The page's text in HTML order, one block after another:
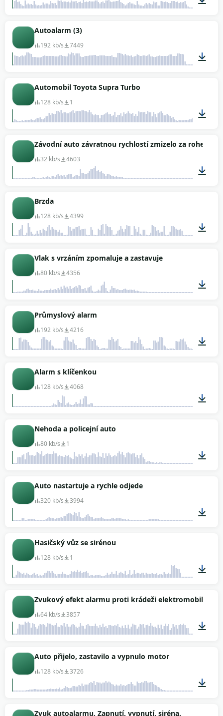
Autoalarm (3)
192 kb/s 7449
Automobil Toyota Supra Turbo
128 kb/s 1
00:09
Závodní auto závratnou rychlostí zmizelo za rohem
32 kb/s 4603
Brzda
128 kb/s 4399
Vlak s vrzáním zpomaluje a zastavuje
80 kb/s 4356
Průmyslový alarm
192 kb/s 4216
Alarm s klíčenkou
128 kb/s 4068
Nehoda a policejní auto
80 kb/s 1
Auto nastartuje a rychle odjede
320 kb/s 3994
Hasičský vůz se sirénou
128 kb/s 1
00:28
Zvukový efekt alarmu proti krádeži elektromobilu
64 kb/s 3857
Auto přijelo, zastavilo a vypnulo motor
128 kb/s 3726
Zvuk autoalarmu. Zapnutí, vypnutí, siréna.